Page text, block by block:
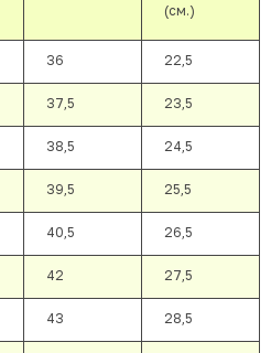
(см.)
36 22,5
37,5 23,5
38,5 24,5
39,5 25,5
40,5 26,5
42 27,5
43 28,5